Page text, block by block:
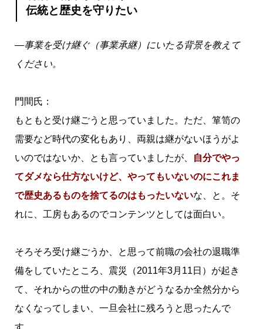
伝統と歴史を守りたい
―事業を受け継ぐ（事業承継）にいたる背景を教えて
ください。
門間氏：
もともと受け継ごうと思っていました。ただ、箪笥の
需要など時代の変化もあり、両親は継がないほうがよ
いのではないか、とも言っていましたが、
自分でやっ
てダメなら仕方ないけど、やってもいないのにこれま
で歴史あるものを捨てるのはもったいないな、と。そ
れに、工房もあるのでコンテンツとしては面白い。
そろそろ受け継ごうか、と思って前職の会社の退職準
備をしていたところ、震災（2011年3月11日）が起き
て、それからの世の中の動きがどうなるか全然分から
なくなってしまい、一旦会社に残ろうと思ったんで